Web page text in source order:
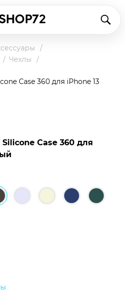
Чехлы
Case 360 для iPhone 13
Case 360 для